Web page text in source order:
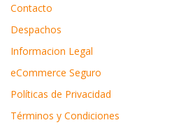
Contacto
Despachos
Informacion Legal
eCommerce Seguro
Políticas de Privacidad
Términos y Condiciones